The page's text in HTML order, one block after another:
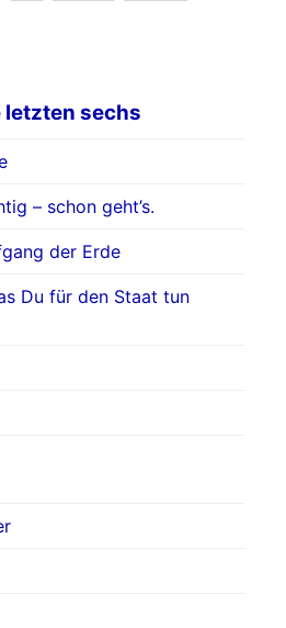
letzten sechs
– schon geht’s.
der Erde
Du für den Staat tun